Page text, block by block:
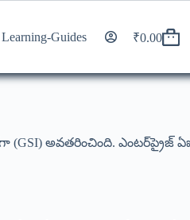
Guides ₹0.00
(GSI) అవతరించింది. ఎంటర్‌ప్రైజ్